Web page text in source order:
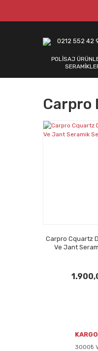
0212 552 42
POLİSAJ
Carpro
Carpro Cquartz
Ve Jant
3000₺